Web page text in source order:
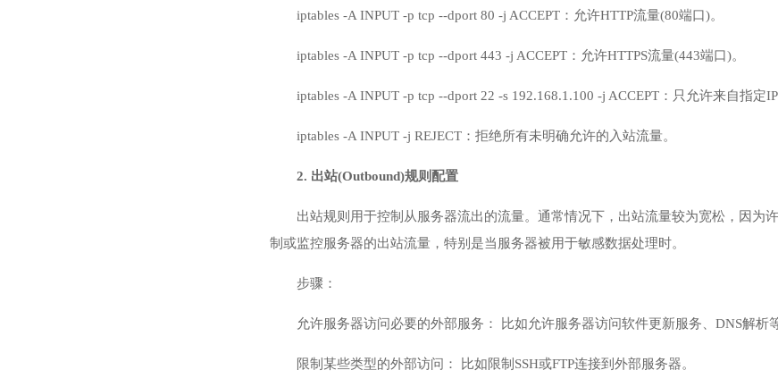
iptables -A INPUT -p tcp --dport 80 -j ACCEPT：允许HTTP流量(80端口)。
iptables -A INPUT -p tcp --dport 443 -j ACCEPT：允许HTTPS流量(443端口)。
iptables -A INPUT -p tcp --dport 22 -s 192.168.1.100 -j ACCEPT：只允许来自指定
iptables -A INPUT -j REJECT：拒绝所有未明确允许的入站流量。
2. 出站(Outbound)规则配置
出站规则用于控制从服务器流出的流量。通常情况下，出站流量较为宽松，因为
制或监控服务器的出站流量，特别是当服务器被用于敏感数据处理时。
步骤：
允许服务器访问必要的外部服务： 比如允许服务器访问软件更新服务、DNS解析等
限制某些类型的外部访问： 比如限制SSH或FTP连接到外部服务器。